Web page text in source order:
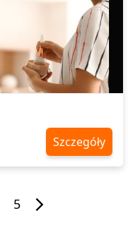
Szczegóły
5